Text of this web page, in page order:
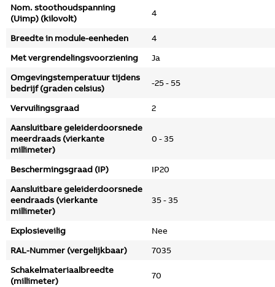
Nom. stoothoudspanning
(Uimp) (kilovolt)
4
Breedte in module-eenheden
4
Met vergrendelingsvoorziening
Ja
Omgevingstemperatuur tijdens
bedrijf (graden celsius)
-25 - 55
Vervuilingsgraad
2
Aansluitbare geleiderdoorsnede
meerdraads (vierkante
millimeter)
0 - 35
Beschermingsgraad (IP)
IP20
Aansluitbare geleiderdoorsnede
eendraads (vierkante
millimeter)
35 - 35
Explosieveilig
Nee
RAL-Nummer (vergelijkbaar)
7035
Schakelmateriaalbreedte
(millimeter)
70